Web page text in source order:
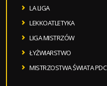
LA LIGA
LEKKOATLETYKA
LIGA MISTRZÓW
ŁYŻWIARSTWO
MISTRZOSTWA ŚWIATA PDC